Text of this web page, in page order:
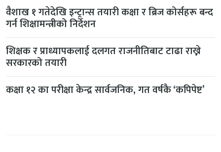
वैशाख १ गतेदेखि इन्ट्रान्स तयारी कक्षा र ब्रिज कोर्सहरू बन्द
गर्न शिक्षामन्त्रीको निर्देशन
शिक्षक र प्राध्यापकलाई दलगत राजनीतिबाट टाढा राख्ने
सरकारको तयारी
कक्षा १२ का परीक्षा केन्द्र सार्वजनिक, गत वर्षकै ‘कपिपेष्ट’